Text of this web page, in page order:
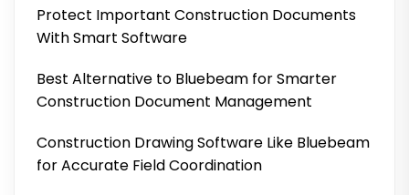
Protect Important Construction Documents
With Smart Software
Best Alternative to Bluebeam for Smarter
Construction Document Management
Construction Drawing Software Like Bluebeam
for Accurate Field Coordination